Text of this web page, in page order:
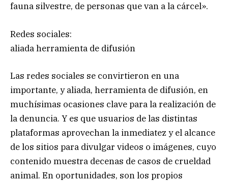
fauna silvestre, de personas que van a la cárcel».
Redes sociales:
aliada herramienta de difusión
Las redes sociales se convirtieron en una
importante, y aliada, herramienta de difusión, en
muchísimas ocasiones clave para la realización de
la denuncia. Y es que usuarios de las distintas
plataformas aprovechan la inmediatez y el alcance
de los sitios para divulgar videos o imágenes, cuyo
contenido muestra decenas de casos de crueldad
animal. En oportunidades, son los propios